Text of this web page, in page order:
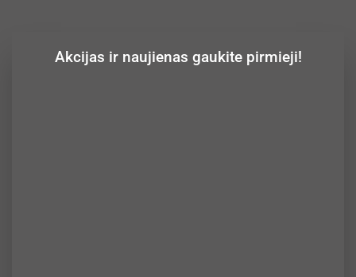
Akcijas ir naujienas gaukite pirmieji!